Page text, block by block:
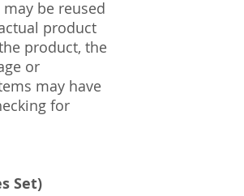
be reused
product
product, the
or
may have
for
Set)​​​​​​​​​​​​​​